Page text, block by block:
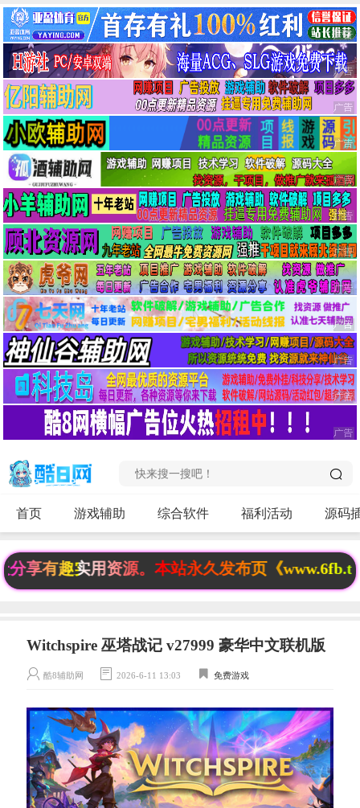
首页 游戏辅助 综合软件 福利活动 源码
有趣实用资源。本站永久发布页《www.6fb.top
Witchspire 巫塔战记 v27999 豪华中文联机版
酷8辅助网 2026-6-11 13:03 免费游戏